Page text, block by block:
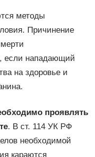
методы
Причинение
если нападающий
на здоровье и
проявлять
. В ст. 114 УК РФ
необходимой
караются